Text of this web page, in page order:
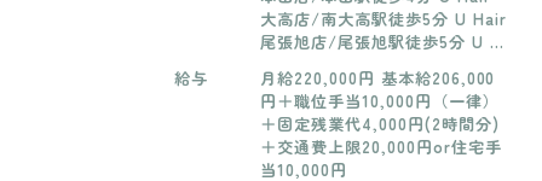
明才切37 U Hair 香久山店/愛知
県日進市香久山3-109 U Hair 石
川橋店/愛知県名古屋市昭和区上
山町2-1-4 U Hair 師勝店/愛知
県北名古屋市二子双葉70 U Hair
千代田橋店/愛知県名古屋市千種
区千代田橋2-1-1アピタ千代田橋
店駐車場敷地内 U hair sakashit
大高店/南大高駅徒歩5分 U Hair
尾張旭店/尾張旭駅徒歩5分 U H
線 バス停 香久山より徒歩5分 U
Hair 石川橋店/いりなか駅15分
/ 総合リハビリセンター駅17分 /
川名駅15分 / 桜山駅15分 U Hair
給与
月給220,000円 基本給206,000
円＋職位手当10,000円（一律）
＋固定残業代4,000円(2時間分)
＋交通費上限20,000円or住宅手
当10,000円